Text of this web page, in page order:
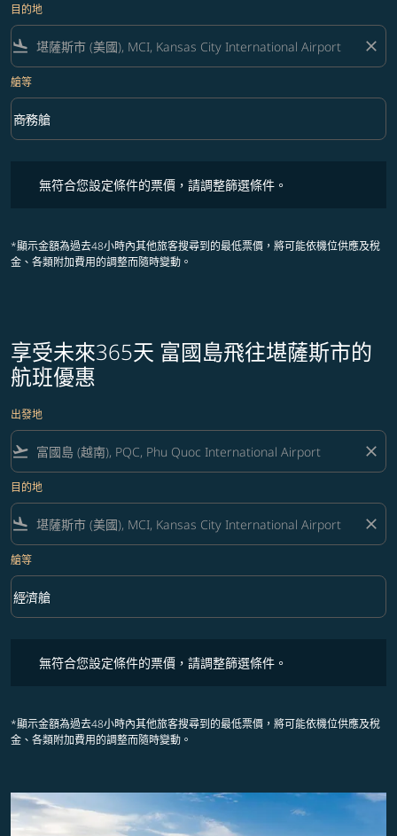
目的地
flight_land close
艙等
艙等 option 商務艙 Selected
商務艙
keyboard_arrow_down
無符合您設定條件的票價，請調整篩選條件。
*顯示金額為過去48小時內其他旅客搜尋到的最低票價，將可能依機位供應及稅
金、各類附加費用的調整而隨時變動。
享受未來365天 富國島飛往堪薩斯市的
航班優惠
出發地
flight_takeoff close
目的地
flight_land close
艙等
艙等 option 經濟艙 Selected
經濟艙
keyboard_arrow_down
無符合您設定條件的票價，請調整篩選條件。
*顯示金額為過去48小時內其他旅客搜尋到的最低票價，將可能依機位供應及稅
金、各類附加費用的調整而隨時變動。